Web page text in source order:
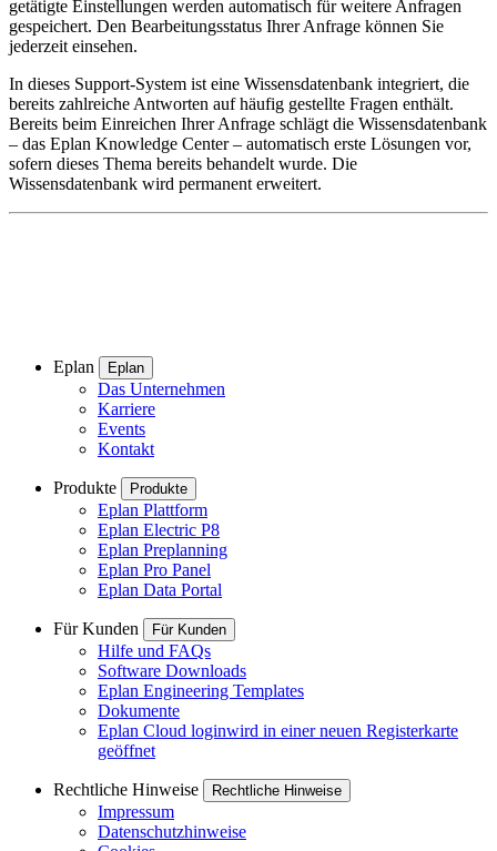
getätigte Einstellungen werden automatisch für weitere Anfragen
gespeichert. Den Bearbeitungsstatus Ihrer Anfrage können Sie
jederzeit einsehen.
In dieses Support-System ist eine Wissensdatenbank integriert, die
bereits zahlreiche Antworten auf häufig gestellte Fragen enthält.
Bereits beim Einreichen Ihrer Anfrage schlägt die Wissensdatenbank
– das Eplan Knowledge Center – automatisch erste Lösungen vor,
sofern dieses Thema bereits behandelt wurde. Die
Wissensdatenbank wird permanent erweitert.
Eplan Eplan
Das Unternehmen
Karriere
Events
Kontakt
Produkte Produkte
Eplan Plattform
Eplan Electric P8
Eplan Preplanning
Eplan Pro Panel
Eplan Data Portal
Für Kunden Für Kunden
Hilfe und FAQs
Software Downloads
Eplan Engineering Templates
Dokumente
Eplan Cloud loginwird in einer neuen Registerkarte
geöffnet
Rechtliche Hinweise Rechtliche Hinweise
Impressum
Datenschutzhinweise